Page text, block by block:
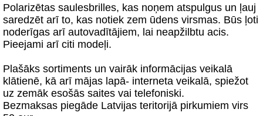
Polarizētas saulesbrilles, kas noņem atspulgus un ļauj
saredzēt arī to, kas notiek zem ūdens virsmas. Būs ļoti
noderīgas arī autovadītājiem, lai neapžilbtu acis.
Pieejami arī citi modeļi.
Plašāks sortiments un vairāk informācijas veikalā
klātienē, kā arī mājas lapā- interneta veikalā, spiežot
uz zemāk esošās saites vai telefoniski.
Bezmaksas piegāde Latvijas teritorijā pirkumiem virs